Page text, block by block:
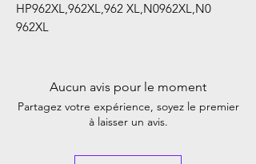
HP962XL,962XL,962 XL,N0962XL,N0
962XL
Aucun avis pour le moment
Partagez votre expérience, soyez le premier
à laisser un avis.